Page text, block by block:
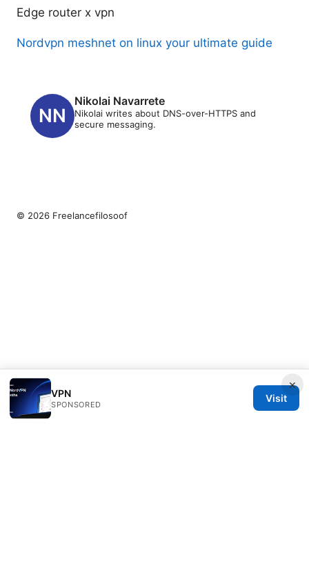
Edge router x vpn
Nordvpn meshnet on linux your ultimate guide
Nikolai Navarrete
Nikolai writes about DNS-over-HTTPS and
secure messaging.
×
VPN
SPONSORED
Visit
© 2026 Freelancefilosoof